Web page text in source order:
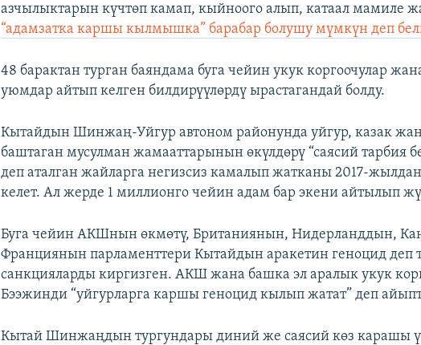
азчылыктарын күчтөп камап, кыйноого алып, катаал мамиле
“адамзатка каршы кылмышка” барабар болушу мүмкүн деп
48 барактан турган баяндама буга чейин укук коргоочулар
уюмдар айтып келген билдирүүлөрдү ырастагандай болду.
Кытайдын Шинжаң-Уйгур автоном районунда уйгур, казак
баштаган мусулман жамааттарынын өкүлдөрү “саясий тарбия
деп аталган жайларга негизсиз камалып жатканы 2017-
келет. Ал жерде 1 миллионго чейин адам бар экени айтылып
Буга чейин АКШнын өкмөтү, Британиянын, Нидерланддын,
Франциянын парламенттери Кытайдын аракетин геноцид деп
санкцияларды киргизген. АКШ жана башка эл аралык укук
Бээжинди “уйгурларга каршы геноцид кылып жатат” деп
Кытай Шинжаңдын тургундары диний же саясий көз карашы